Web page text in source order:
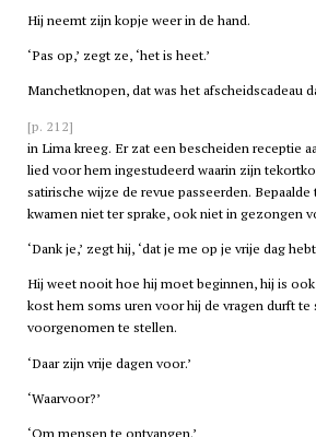
Hij neemt zijn kopje weer in de hand.
‘Pas op,’ zegt ze, ‘het is heet.’
Manchetknopen, dat was het afscheidscadeau
[p. 212]
in Lima kreeg. Er zat een bescheiden receptie
lied voor hem ingestudeerd waarin zijn
satirische wijze de revue passeerden.
kwamen niet ter sprake, ook niet in gezongen
‘Dank je,’ zegt hij, ‘dat je me op je vrije dag
Hij weet nooit hoe hij moet beginnen, hij is
kost hem soms uren voor hij de vragen durft te
voorgenomen te stellen.
‘Daar zijn vrije dagen voor.’
‘Waarvoor?’